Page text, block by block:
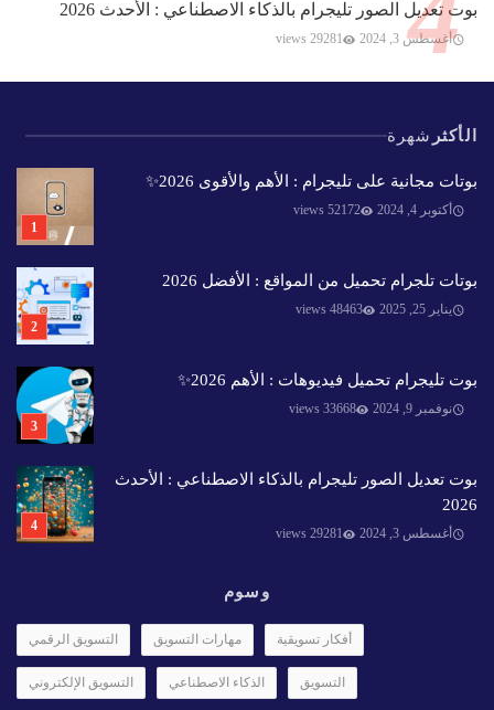
بوت تعديل الصور تليجرام بالذكاء الاصطناعي : الأحدث 2026
أغسطس 3, 2024 29281 views
الأكثر شهرة
بوتات مجانية على تليجرام : الأهم والأقوى 2026✨️
أكتوبر 4, 2024 52172 views
بوتات تلجرام تحميل من المواقع : الأفضل 2026
يناير 25, 2025 48463 views
بوت تليجرام تحميل فيديوهات : الأهم 2026✨️
نوفمبر 9, 2024 33668 views
بوت تعديل الصور تليجرام بالذكاء الاصطناعي : الأحدث
2026
أغسطس 3, 2024 29281 views
وسوم
التسويق الرقمي مهارات التسويق أفكار تسويقية
التسويق الإلكتروني الذكاء الاصطناعي التسويق